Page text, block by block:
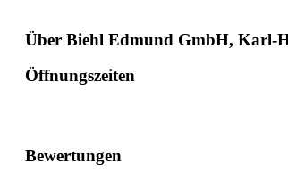
Über Biehl Edmund GmbH, Karl-
Öffnungszeiten
Bewertungen